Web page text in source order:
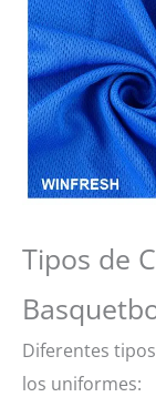
Tipos de
Diferentes
los uniformes: